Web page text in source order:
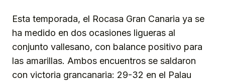
Esta temporada, el Rocasa Gran Canaria ya se
ha medido en dos ocasiones ligueras al
conjunto vallesano, con balance positivo para
las amarillas. Ambos encuentros se saldaron
con victoria grancanaria: 29-32 en el Palau